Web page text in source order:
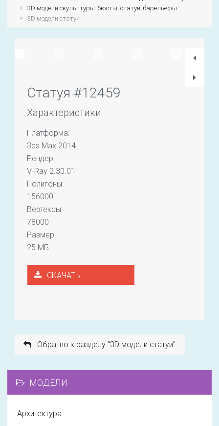
Первый раз? Зарегистрироваться
3D модели скульптуры: бюсты, статуи, барельефы
3D модели статуи
Статуя #12459
Характеристики
Платформа:
3ds Max 2014
Рендер:
V-Ray 2.30.01
Полигоны:
156000
Вертексы:
78000
Размер:
25 МБ
СКАЧАТЬ
Обратно к разделу "3D модели статуи"
МОДЕЛИ
Архитектура